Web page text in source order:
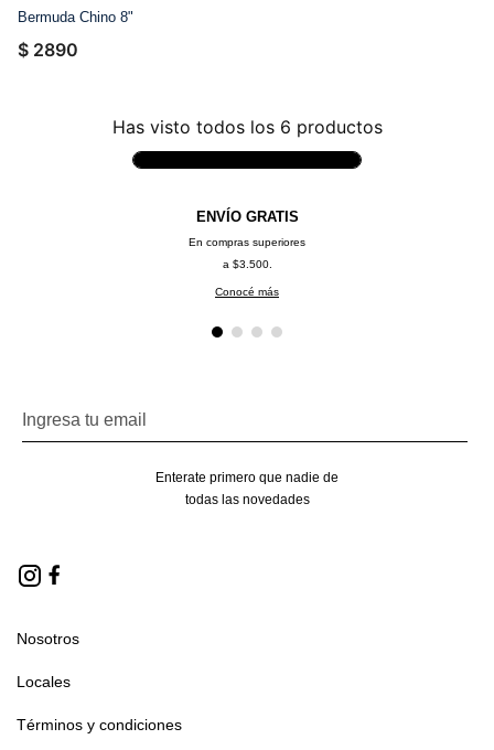
Bermuda Chino 8"
$ 2890
Has visto todos los 6 productos
ENVÍO GRATIS
En compras superiores
a $3.500.
Conocé más
Enterate primero que nadie de
todas las novedades
Nosotros
Locales
Términos y condiciones